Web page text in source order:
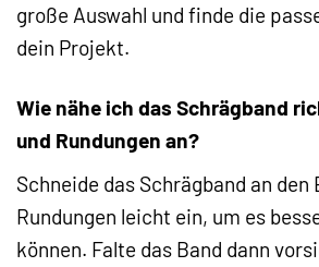
große Auswahl und finde die
dein Projekt.
Wie nähe ich das Schrägband
und Rundungen an?
Schneide das Schrägband an den
Rundungen leicht ein, um es
können. Falte das Band dann